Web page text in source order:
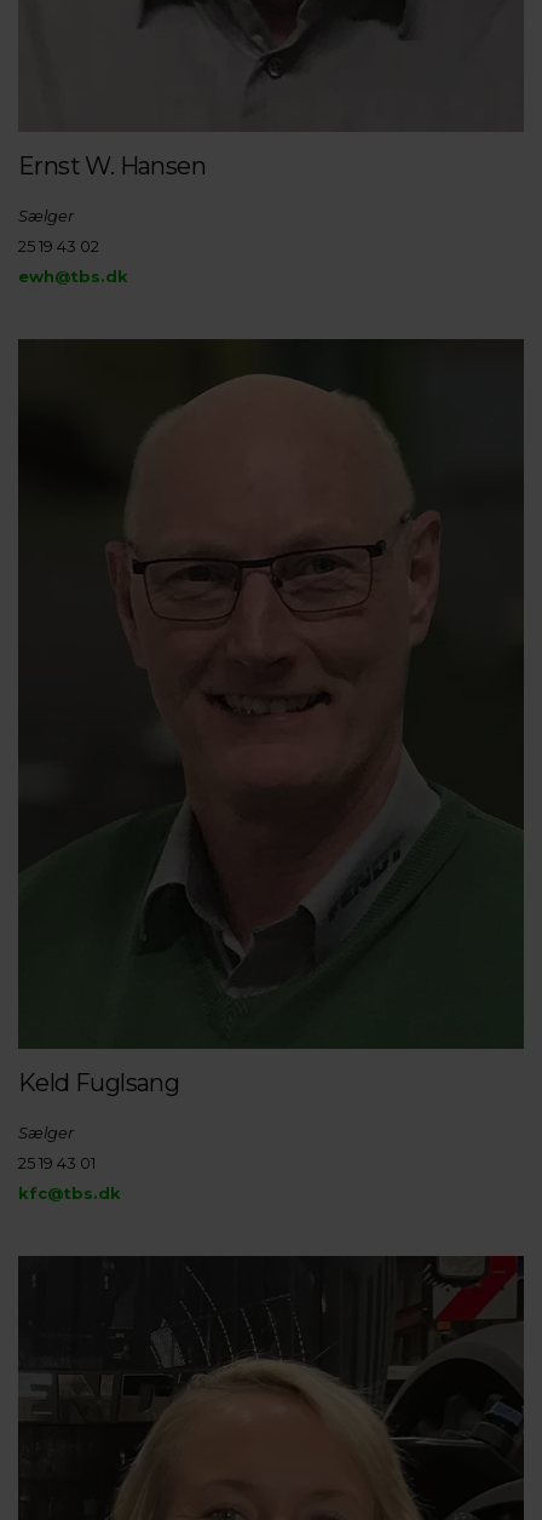
Ernst W. Hansen
Sælger
25 19 43 02
ewh@tbs.dk
Keld Fuglsang
Sælger
25 19 43 01
kfc@tbs.dk